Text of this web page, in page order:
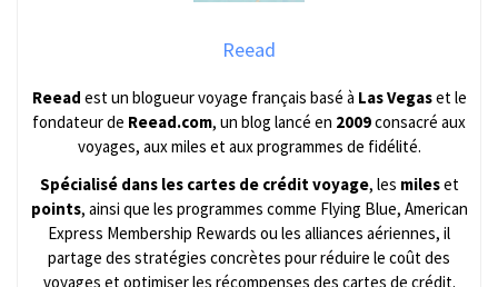
Reead
Reead est un blogueur voyage français basé à Las Vegaset le
fondateur de Reead.com, un blog lancé en 2009consacré aux
voyages, aux miles et aux programmes de fidélité.
Spécialisé dans les cartes de crédit voyage, les mileset
points, ainsi que les programmes comme Flying Blue, American
Express Membership Rewards ou les alliances aériennes, il
partage des stratégies concrètes pour réduire le coût des
voyages et optimiser les récompenses des cartes de crédit.